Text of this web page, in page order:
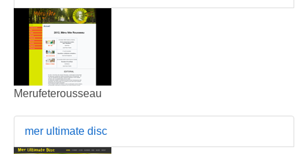
Merufeterousseau
mer ultimate disc